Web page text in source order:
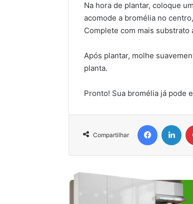
Na hora de plantar, coloque
acomode a bromélia no
Complete com mais substrato
Após plantar, molhe
planta.
Pronto! Sua bromélia já pode
Compartilhar
Facebook